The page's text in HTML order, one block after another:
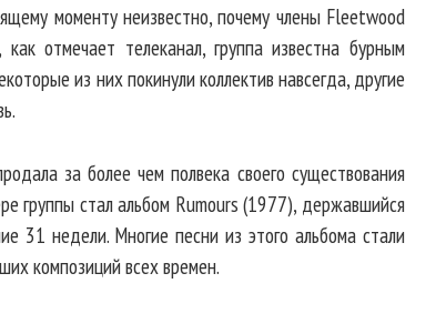
моменту неизвестно, почему члены Fleetwood
отмечает телеканал, группа известна бурным
из них покинули коллектив навсегда, другие
за более чем полвека своего существования
группы стал альбом Rumours (1977), державшийся
31 недели. Многие песни из этого альбома стали
композиций всех времен.